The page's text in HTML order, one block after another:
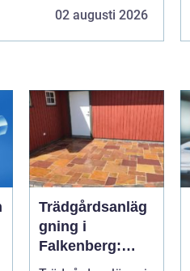
Music, en skivaffär
02 augusti 2026
Trädgårdsanläg
gning i
Falkenberg:
Från tom